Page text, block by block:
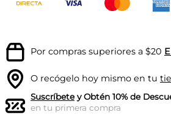
Por compras superiores a $20
O recógelo hoy mismo en tu
Suscríbetey Obtén 10% de
en tu primera compra